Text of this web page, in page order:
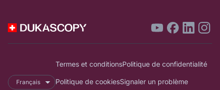
Français
Termes et conditionsPolitique de confidentialité
Politique de cookiesSignaler un problème